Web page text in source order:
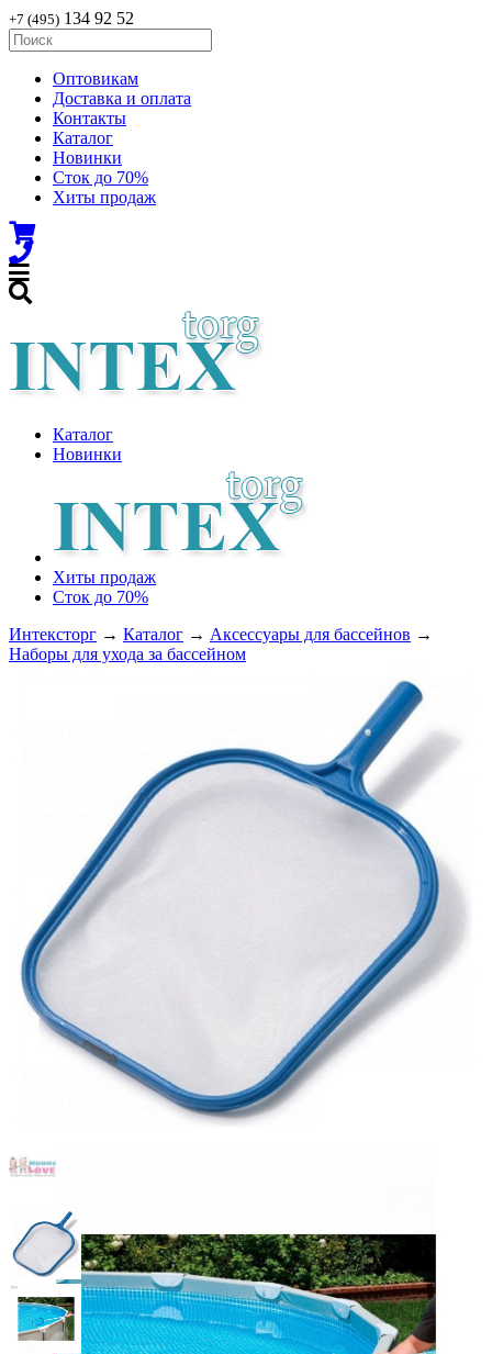
+7 (495) 134 92 52
Оптовикам
Доставка и оплата
Контакты
Каталог
Новинки
Сток до 70%
Хиты продаж
Каталог
Новинки
Хиты продаж
Сток до 70%
Интексторг → Каталог → Аксессуары для бассейнов →
Наборы для ухода за бассейном